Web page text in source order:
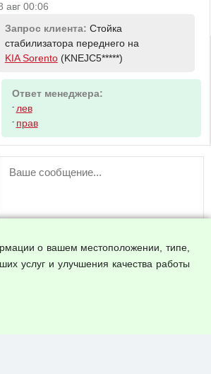
о вашем местоположении, типе,
услуг и улучшения качества работы
авг 00:06
Запрос клиента: Стойка
стабилизатора переднего на
KIA Sorento(KNEJC5*****)
Ответ менеджера:
- лев
- прав
ВНИМАНИЕ!
пользователей временно отключена!
аккаунт.